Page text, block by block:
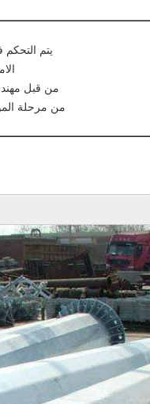
يتم
من قبل
من مرحلة